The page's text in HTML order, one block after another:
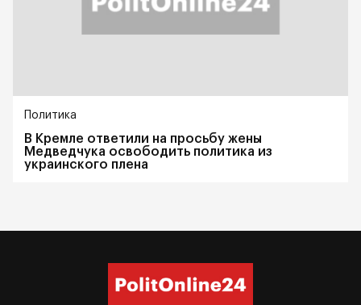
Политика
В Кремле ответили на просьбу жены
Медведчука освободить политика из
украинского плена